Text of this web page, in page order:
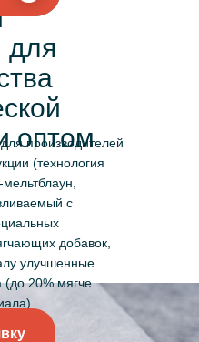
для
оптом
производителей
(технология
с
добавок,
улучшенные
(до 20% мягче